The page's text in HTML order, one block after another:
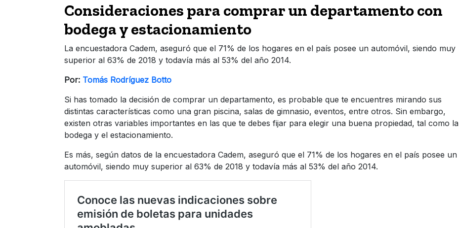
Consideraciones para comprar un departamento con
bodega y estacionamiento
La encuestadora Cadem, aseguró que el 71% de los hogares en el país posee un automóvil, siendo muy
superior al 63% de 2018 y todavía más al 53% del año 2014.
Por: Tomás Rodríguez Botto
Si has tomado la decisión de comprar un departamento, es probable que te encuentres mirando sus
distintas características como una gran piscina, salas de gimnasio, eventos, entre otros. Sin embargo,
existen otras variables importantes en las que te debes fijar para elegir una buena propiedad, tal como la
bodega y el estacionamiento.
Es más, según datos de la encuestadora Cadem, aseguró que el 71% de los hogares en el país posee un
automóvil, siendo muy superior al 63% de 2018 y todavía más al 53% del año 2014.